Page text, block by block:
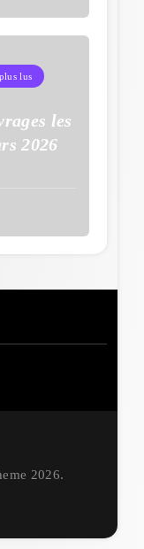
lus
les
2026
2026.